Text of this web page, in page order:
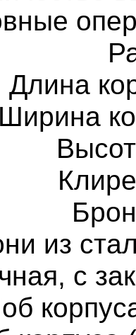
Длина
Ширина
из
с